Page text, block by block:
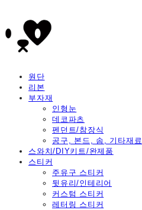
원단
리본
부자재
인형눈
데코파츠
펜던트/참장식
공구, 본드, 솜, 기타재료
스와치/DIY키트/완제품
스티커
주유구 스티커
뒷유리/인테리어
커스텀 스티커
레터링 스티커